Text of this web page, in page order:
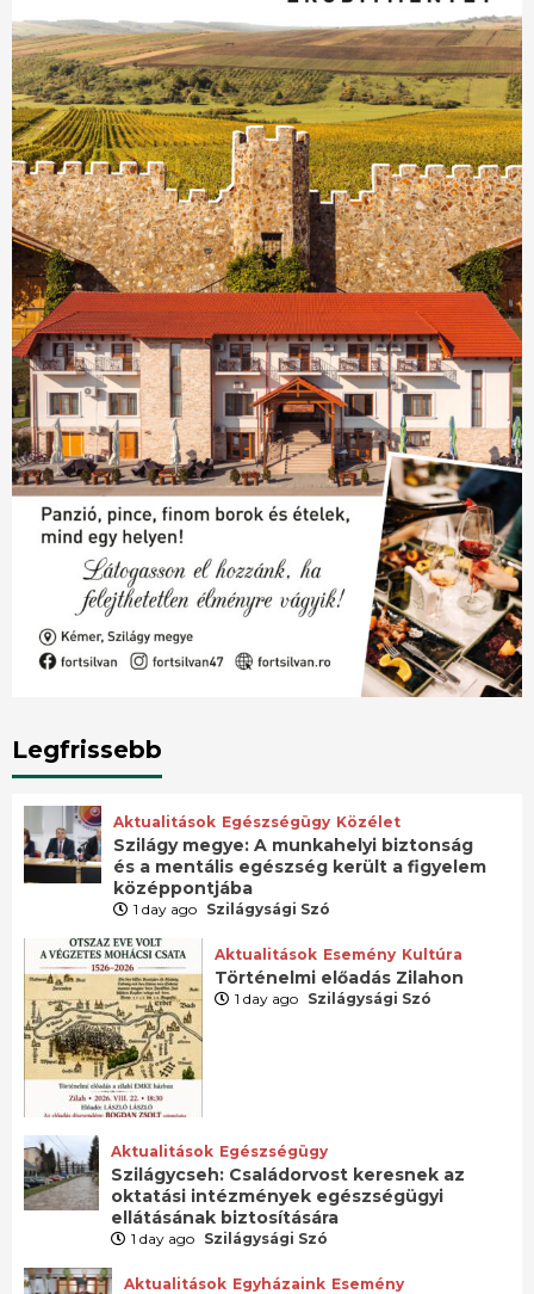
Legfrissebb
Aktualitások Egészségügy Közélet
Szilágy megye: A munkahelyi biztonság
és a mentális egészség került a figyelem
középpontjába
1 day ago Szilágysági Szó
Aktualitások Esemény Kultúra
Történelmi előadás Zilahon
1 day ago Szilágysági Szó
Aktualitások Egészségügy
Szilágycseh: Családorvost keresnek az
oktatási intézmények egészségügyi
ellátásának biztosítására
1 day ago Szilágysági Szó
Aktualitások Egyházaink Esemény